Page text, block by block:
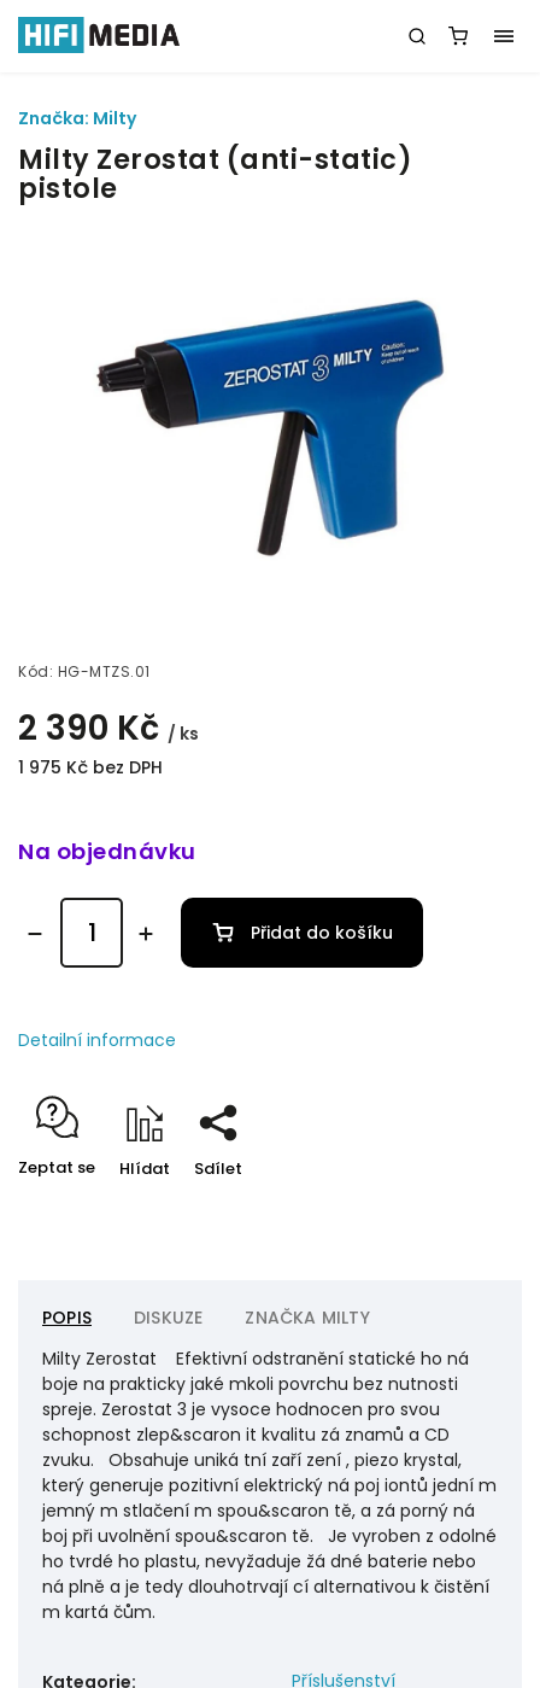
Milty Zerostat (anti-static)
pistole
Kód: HG-MTZS.01
2 390 Kč / ks
1 975 Kč bez DPH
Značka: Milty
Na objednávku
Přidat do košíku
Detailní informace
Zeptat se Hlídat Sdílet
POPIS DISKUZE ZNAČKA MILTY
Milty Zerostat Efektivní odstranění statické ho ná
boje na prakticky jaké mkoli povrchu bez nutnosti
spreje. Zerostat 3 je vysoce hodnocen pro svou
schopnost zlep&scaron it kvalitu zá znamů a CD
zvuku. Obsahuje uniká tní zaří zení , piezo krystal,
který generuje pozitivní elektrický ná poj iontů jední m
jemný m stlačení m spou&scaron tě, a zá porný ná
boj při uvolnění spou&scaron tě. Je vyroben z odolné
ho tvrdé ho plastu, nevyžaduje žá dné baterie nebo
ná plně a je tedy dlouhotrvají cí alternativou k čistění
m kartá čům.
Kategorie:
Příslušenství